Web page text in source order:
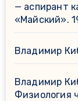
— аспирант
«Майский».
Владимир
Владимир
Физиология